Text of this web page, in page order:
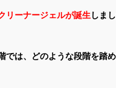
リーナージェルが誕生 しま
では、どのような段階を踏